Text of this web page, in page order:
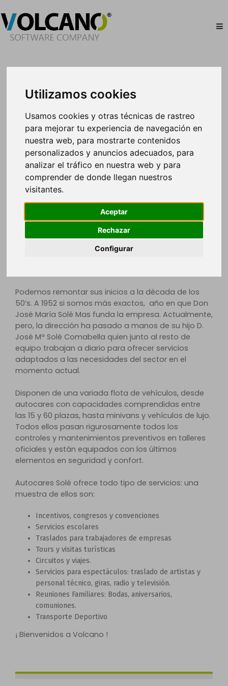
Utilizamos cookies
Usamos cookies y otras técnicas de rastreo
para mejorar tu experiencia de navegación en
nuestra web, para mostrarte contenidos
personalizados y anuncios adecuados, para
analizar el tráfico en nuestra web y para
comprender de donde llegan nuestros
visitantes.
Aceptar
Rechazar
Configurar
Damos la bienvenida a un nuevo cliente: Autocares
Solé
es una empresa familiar con sede en
Podemos remontar sus inicios a la década de los
50’s. A 1952 si somos más exactos, año en que Don
José María Solé Mas funda la empresa. Actualmente,
pero, la dirección ha pasado a manos de su hijo D.
José Mª Solé Comabella quien junto al resto de
equipo trabajan a diario para ofrecer servicios
adaptados a las necesidades del sector en el
momento actual.
Disponen de una variada flota de vehículos, desde
autocares con capacidades comprendidas entre
las 15 y 60 plazas, hasta minivans y vehículos de lujo.
Todos ellos pasan rigurosamente todos los
controles y mantenimientos preventivos en talleres
oficiales y están equipados con los últimos
elementos en seguridad y confort.
Autocares Solé ofrece todo tipo de servicios: una
muestra de ellos son:
Incentivos, congresos y convenciones
Servicios escolares
Traslados para trabajadores de empresas
Tours y visitas turísticas
Circuitos y viajes.
Servicios para espectáculos: traslado de artistas y
personal técnico, giras, radio y televisión.
Reuniones Familiares: Bodas, aniversarios,
comuniones.
Transporte Deportivo
¡ Bienvenidos a Volcano !